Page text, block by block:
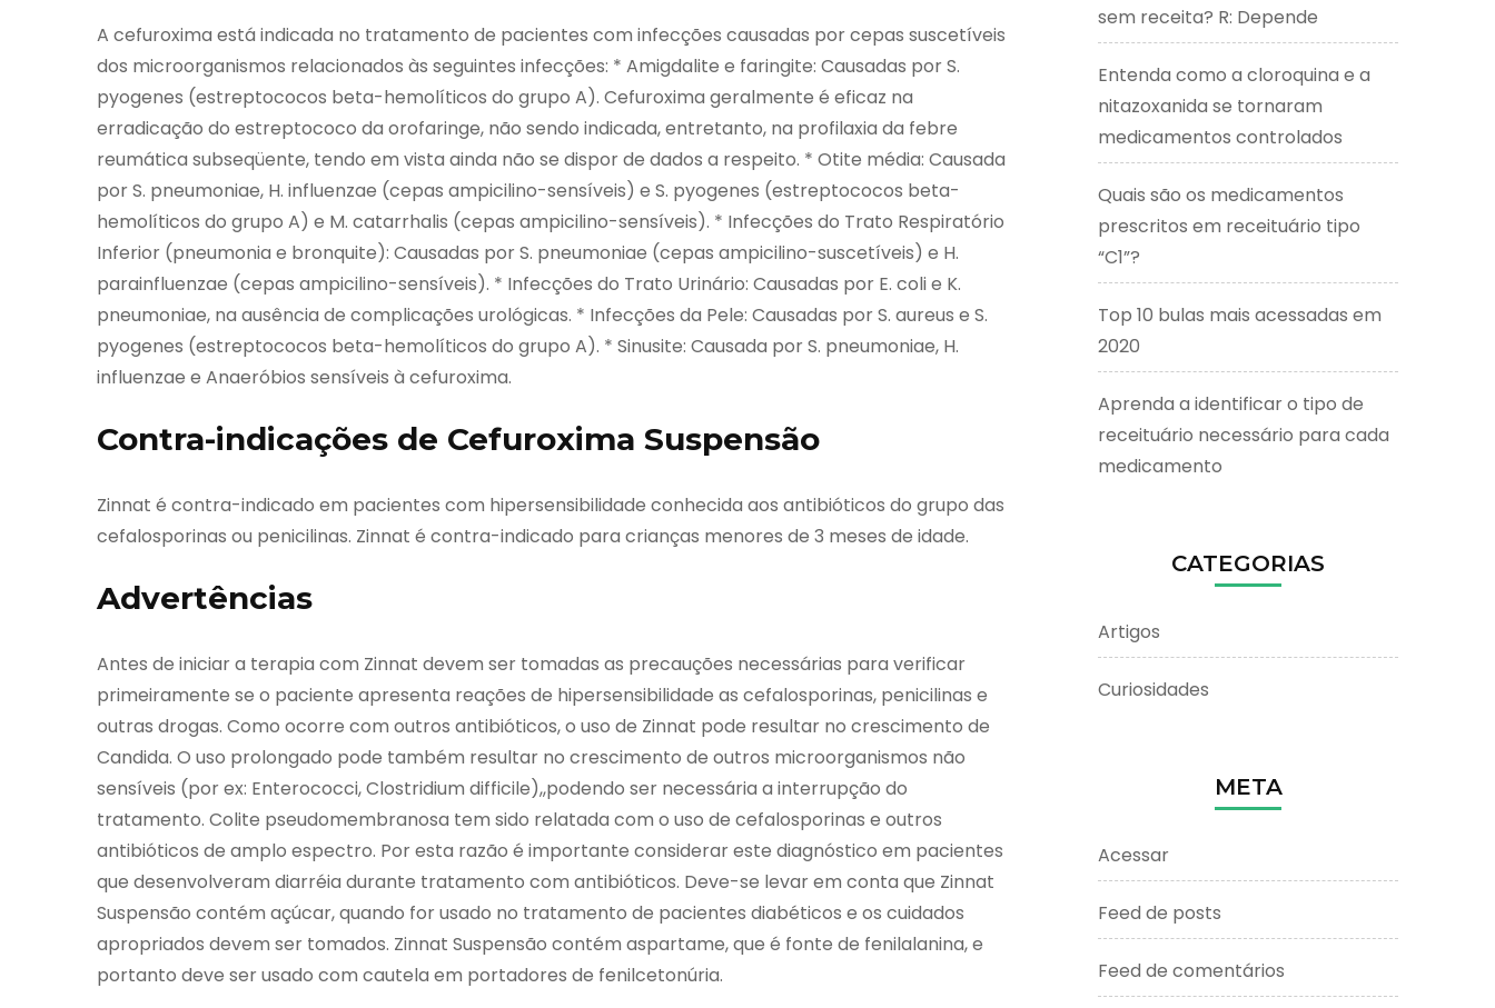
A cefuroxima está indicada no tratamento de pacientes com infecções causadas por cepas suscetíveis
dos microorganismos relacionados às seguintes infecções: * Amigdalite e faringite: Causadas por S.
pyogenes (estreptococos beta-hemolíticos do grupo A). Cefuroxima geralmente é eficaz na
erradicação do estreptococo da orofaringe, não sendo indicada, entretanto, na profilaxia da febre
reumática subseqüente, tendo em vista ainda não se dispor de dados a respeito. * Otite média: Causada
por S. pneumoniae, H. influenzae (cepas ampicilino-sensíveis) e S. pyogenes (estreptococos beta-
hemolíticos do grupo A) e M. catarrhalis (cepas ampicilino-sensíveis). * Infecções do Trato Respiratório
Inferior (pneumonia e bronquite): Causadas por S. pneumoniae (cepas ampicilino-suscetíveis) e H.
parainfluenzae (cepas ampicilino-sensíveis). * Infecções do Trato Urinário: Causadas por E. coli e K.
pneumoniae, na ausência de complicações urológicas. * Infecções da Pele: Causadas por S. aureus e S.
pyogenes (estreptococos beta-hemolíticos do grupo A). * Sinusite: Causada por S. pneumoniae, H.
influenzae e Anaeróbios sensíveis à cefuroxima.
Contra-indicações de Cefuroxima Suspensão
Zinnat é contra-indicado em pacientes com hipersensibilidade conhecida aos antibióticos do grupo das
cefalosporinas ou penicilinas. Zinnat é contra-indicado para crianças menores de 3 meses de idade.
Advertências
Antes de iniciar a terapia com Zinnat devem ser tomadas as precauções necessárias para verificar
primeiramente se o paciente apresenta reações de hipersensibilidade as cefalosporinas, penicilinas e
outras drogas. Como ocorre com outros antibióticos, o uso de Zinnat pode resultar no crescimento de
Candida. O uso prolongado pode também resultar no crescimento de outros microorganismos não
sensíveis (por ex: Enterococci, Clostridium difficile),,podendo ser necessária a interrupção do
tratamento. Colite pseudomembranosa tem sido relatada com o uso de cefalosporinas e outros
antibióticos de amplo espectro. Por esta razão é importante considerar este diagnóstico em pacientes
que desenvolveram diarréia durante tratamento com antibióticos. Deve-se levar em conta que Zinnat
Suspensão contém açúcar, quando for usado no tratamento de pacientes diabéticos e os cuidados
apropriados devem ser tomados. Zinnat Suspensão contém aspartame, que é fonte de fenilalanina, e
portanto deve ser usado com cautela em portadores de fenilcetonúria.
sem receita? R: Depende
Entenda como a cloroquina e a
nitazoxanida se tornaram
medicamentos controlados
Quais são os medicamentos
prescritos em receituário tipo
“C1”?
Top 10 bulas mais acessadas em
2020
Aprenda a identificar o tipo de
receituário necessário para cada
medicamento
CATEGORIAS
Artigos
Curiosidades
META
Acessar
Feed de posts
Feed de comentários